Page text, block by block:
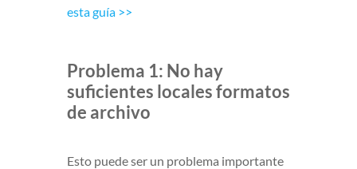
esta guía >>
Problema 1: No hay
suficientes locales formatos
de archivo
Esto puede ser un problema importante